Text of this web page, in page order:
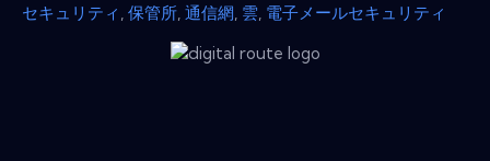
セキュリティ 保管所 通信網 雲 電子メールセキュリティ